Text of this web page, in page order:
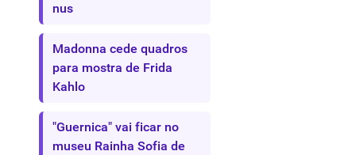
nus
Madonna cede quadros
para mostra de Frida
Kahlo
"Guernica" vai ficar no
museu Rainha Sofia de